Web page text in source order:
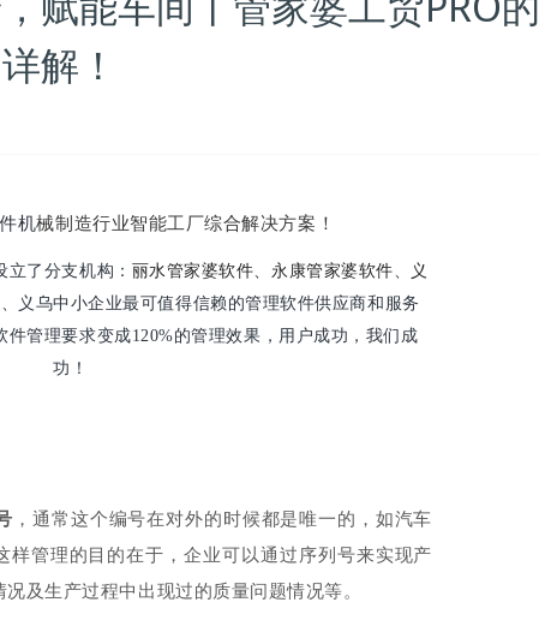
解！
机械制造行业智能工厂综合解决方案！
了分支机构： 丽水管家婆软件 永康管家婆软件
义
义乌中小企业最可值得信赖的管理软件供应商和服务
件管理要求变成120%的管理效果，用户成功，我们成
功！
，通常这个编号在对外的时候都是唯一的，如汽车
管理的目的在于，企业可以通过序列号来实现产
及生产过程中出现过的质量问题情况等。